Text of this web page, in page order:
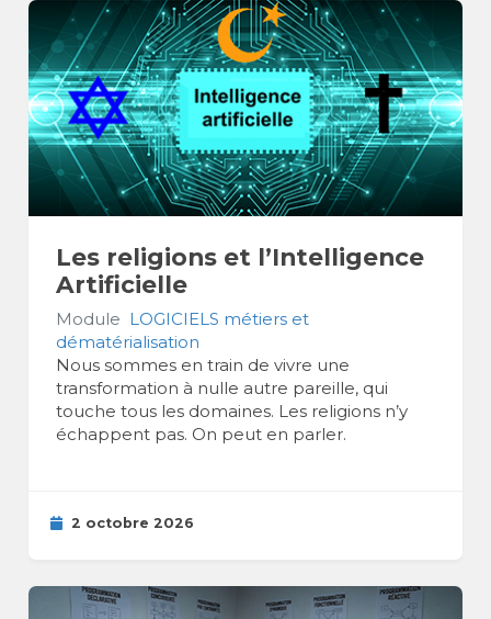
Les religions et l’Intelligence
Artificielle
Module LOGICIELS métiers et
dématérialisation
Nous sommes en train de vivre une
transformation à nulle autre pareille, qui
touche tous les domaines. Les religions n’y
échappent pas. On peut en parler.
2 octobre 2026